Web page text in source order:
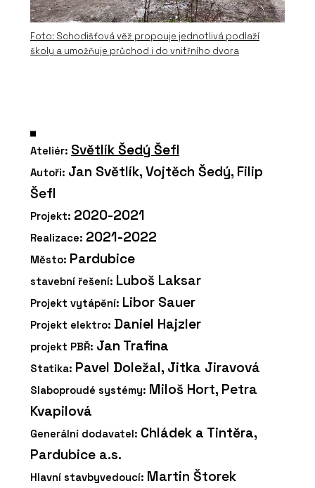
Foto: Schodišťová věž propouje jednotlivá podlaží
školy a umožňuje průchod i do vnitřního dvora
Ateliér: Světlík Šedý Šefl
Autoři: Jan Světlík, Vojtěch Šedý, Filip
Šefl
Projekt: 2020-2021
Realizace: 2021-2022
Město: Pardubice
stavební řešení: Luboš Laksar
Projekt vytápění: Libor Sauer
Projekt elektro: Daniel Hajzler
projekt PBŘ: Jan Trafina
Statika: Pavel Doležal, Jitka Jiravová
Slaboproudé systémy: Miloš Hort, Petra
Kvapilová
Generální dodavatel: Chládek a Tintěra,
Pardubice a.s.
Hlavní stavbyvedoucí: Martin Štorek